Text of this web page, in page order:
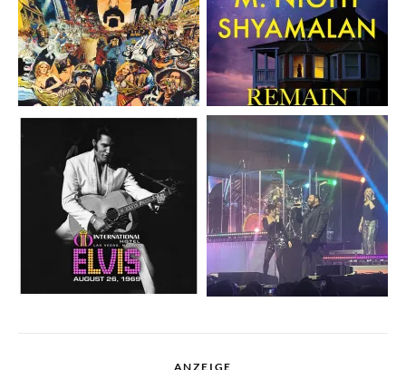
ANZEIGE